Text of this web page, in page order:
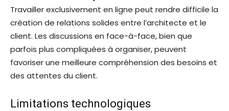
Travailler exclusivement en ligne peut rendre difficile la
création de relations solides entre l’architecte et le
client. Les discussions en face-à-face, bien que
parfois plus compliquées à organiser, peuvent
favoriser une meilleure compréhension des besoins et
des attentes du client.
Limitations technologiques